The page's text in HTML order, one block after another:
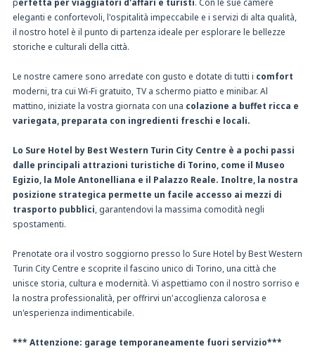
eleganti e confortevoli, l'ospitalità impeccabile e i servizi di alta qualità,
il nostro hotel è il punto di partenza ideale per esplorare le bellezze
storiche e culturali della città.
Le nostre camere sono arredate con gusto e dotate di tutti i comfort
moderni, tra cui Wi-Fi gratuito, TV a schermo piatto e minibar. Al
mattino, iniziate la vostra giornata con una colazione a buffet ricca e
variegata, preparata con ingredienti freschi e locali.
Lo Sure Hotel by Best Western Turin City Centre è a pochi passi
dalle principali attrazioni turistiche di Torino, come il Museo
Egizio, la Mole Antonelliana e il Palazzo Reale. Inoltre, la nostra
posizione strategica permette un facile accesso ai mezzi di
trasporto pubblici, garantendovi la massima comodità negli
spostamenti.
Prenotate ora il vostro soggiorno presso lo Sure Hotel by Best Western
Turin City Centre e scoprite il fascino unico di Torino, una città che
unisce storia, cultura e modernità. Vi aspettiamo con il nostro sorriso e
la nostra professionalità, per offrirvi un'accoglienza calorosa e
un'esperienza indimenticabile.
*** Attenzione: garage temporaneamente fuori servizio***